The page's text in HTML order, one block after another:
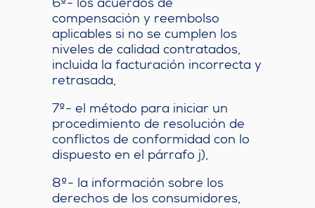
6º- los acuerdos de
compensación y reembolso
aplicables si no se cumplen los
niveles de calidad contratados,
incluida la facturación incorrecta y
retrasada,
7º- el método para iniciar un
procedimiento de resolución de
conflictos de conformidad con lo
dispuesto en el párrafo j),
8º- la información sobre los
derechos de los consumidores,